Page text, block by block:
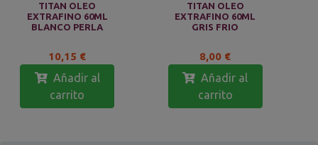
TITAN OLEO
EXTRAFINO 60ML
BLANCO PERLA
10,15 €
Añadir al
carrito
TITAN OLEO
EXTRAFINO 60ML
GRIS FRIO
8,00 €
Añadir al
carrito